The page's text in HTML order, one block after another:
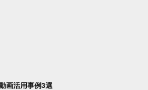
画活用事例3選